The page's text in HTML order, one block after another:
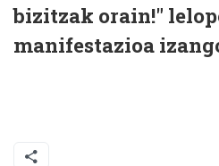
bizitzak orain!"
manifestazioa